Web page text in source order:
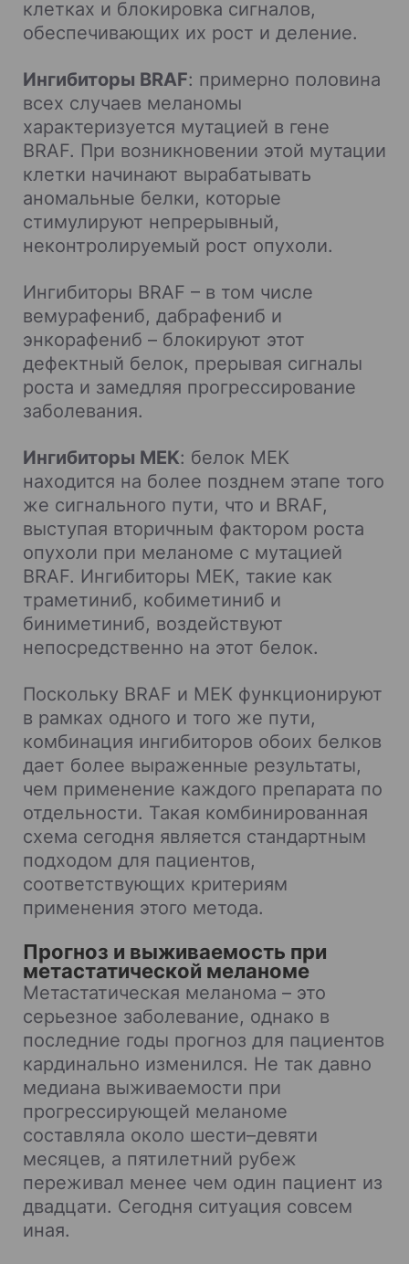
клетках и блокировка сигналов,
обеспечивающих их рост и деление.
Ингибиторы BRAF: примерно половина
всех случаев меланомы
характеризуется мутацией в гене
BRAF. При возникновении этой мутации
клетки начинают вырабатывать
аномальные белки, которые
стимулируют непрерывный,
неконтролируемый рост опухоли.
Ингибиторы BRAF – в том числе
вемурафениб, дабрафениб и
энкорафениб – блокируют этот
дефектный белок, прерывая сигналы
роста и замедляя прогрессирование
заболевания.
Ингибиторы MEK: белок MEK
находится на более позднем этапе того
же сигнального пути, что и BRAF,
выступая вторичным фактором роста
опухоли при меланоме с мутацией
BRAF. Ингибиторы MEK, такие как
траметиниб, кобиметиниб и
биниметиниб, воздействуют
непосредственно на этот белок.
Поскольку BRAF и MEK функционируют
в рамках одного и того же пути,
комбинация ингибиторов обоих белков
дает более выраженные результаты,
чем применение каждого препарата по
отдельности. Такая комбинированная
схема сегодня является стандартным
подходом для пациентов,
соответствующих критериям
применения этого метода.
Прогноз и выживаемость при
метастатической меланоме
Метастатическая меланома – это
серьезное заболевание, однако в
последние годы прогноз для пациентов
кардинально изменился. Не так давно
медиана выживаемости при
прогрессирующей меланоме
составляла около шести–девяти
месяцев, а пятилетний рубеж
переживал менее чем один пациент из
двадцати. Сегодня ситуация совсем
иная.